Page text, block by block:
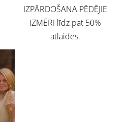
IZPĀRDOŠANA PĒDĒJIE
IZMĒRI līdz pat 50%
atlaides.